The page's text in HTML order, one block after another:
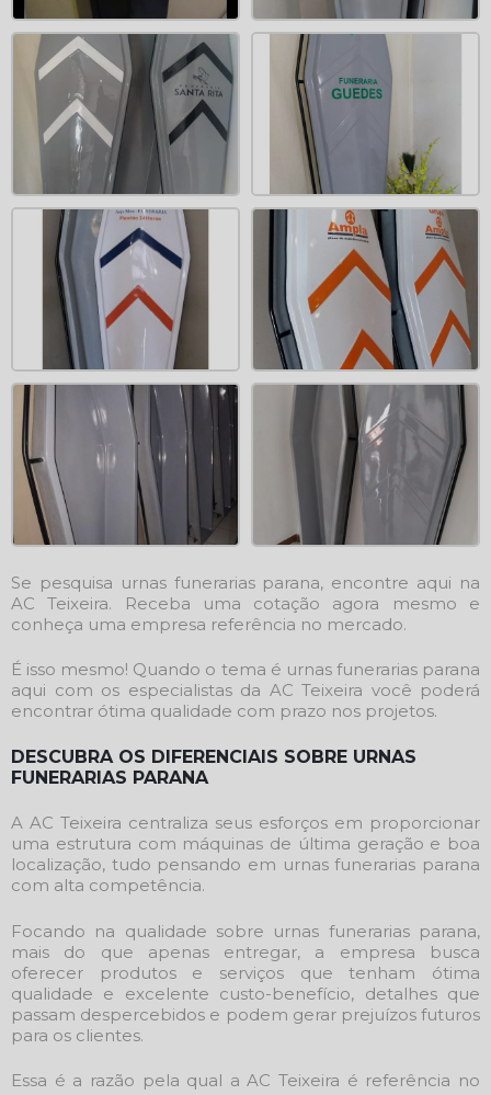
Se pesquisa urnas funerarias parana, encontre aqui na
AC Teixeira. Receba uma cotação agora mesmo e
conheça uma empresa referência no mercado.
É isso mesmo! Quando o tema é urnas funerarias parana
aqui com os especialistas da AC Teixeira você poderá
encontrar ótima qualidade com prazo nos projetos.
DESCUBRA OS DIFERENCIAIS SOBRE URNAS
FUNERARIAS PARANA
A AC Teixeira centraliza seus esforços em proporcionar
uma estrutura com máquinas de última geração e boa
localização, tudo pensando em urnas funerarias parana
com alta competência.
Focando na qualidade sobre urnas funerarias parana,
mais do que apenas entregar, a empresa busca
oferecer produtos e serviços que tenham ótima
qualidade e excelente custo-benefício, detalhes que
passam despercebidos e podem gerar prejuízos futuros
para os clientes.
Essa é a razão pela qual a AC Teixeira é referência no